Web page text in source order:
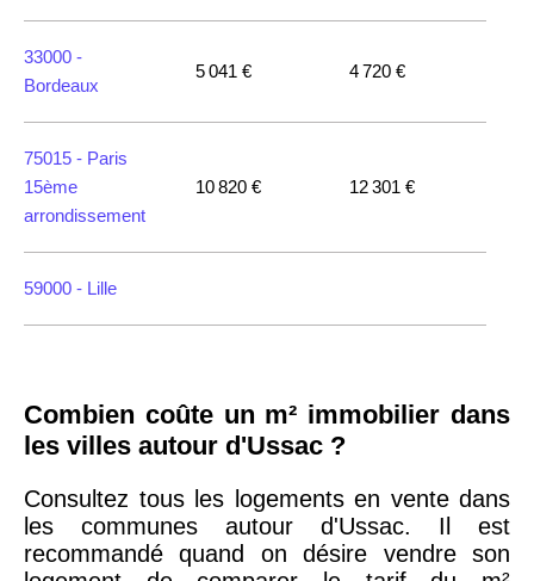
33000 -
Bordeaux
5 041 € 4 720 €
75015 - Paris
15ème
arrondissement
10 820 € 12 301 €
59000 - Lille
75018 -Paris
arrondissement
75020 -Paris
Combien coûte un m² immobilier dans
les villes autour d'Ussac ?
Consultez tous les logements en vente dans
les communes autour d'Ussac. Il est
recommandé quand on désire vendre son